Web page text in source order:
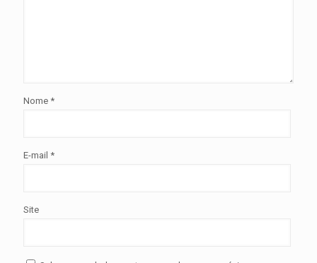
Nome *
E-mail *
Site